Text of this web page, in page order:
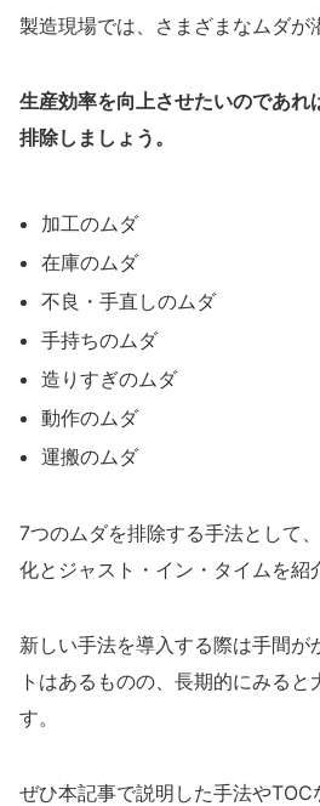
製造現場では、さまざまなムダが
生産効率を向上させたいのであれ
排除しましょう。
加工のムダ
在庫のムダ
不良・手直しのムダ
手持ちのムダ
造りすぎのムダ
動作のムダ
運搬のムダ
7つのムダを排除する手法として
化とジャスト・イン・タイムを紹
新しい手法を導入する際は手間が
トはあるものの、長期的にみると
す。
ぜひ本記事で説明した手法や